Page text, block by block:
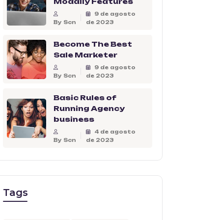
By Scn
9 de agosto
de 2023
Become The Best
Sale Marketer
By Scn
9 de agosto
de 2023
Basic Rules of
Running Agency
business
By Scn
4 de agosto
de 2023
Tags